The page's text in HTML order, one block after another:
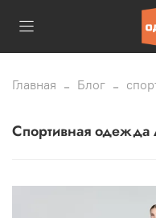
Главная Блог
спортивная